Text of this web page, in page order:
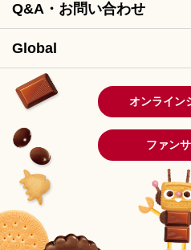
Q&A・お問い合わせ
Global
オンライン
ファン